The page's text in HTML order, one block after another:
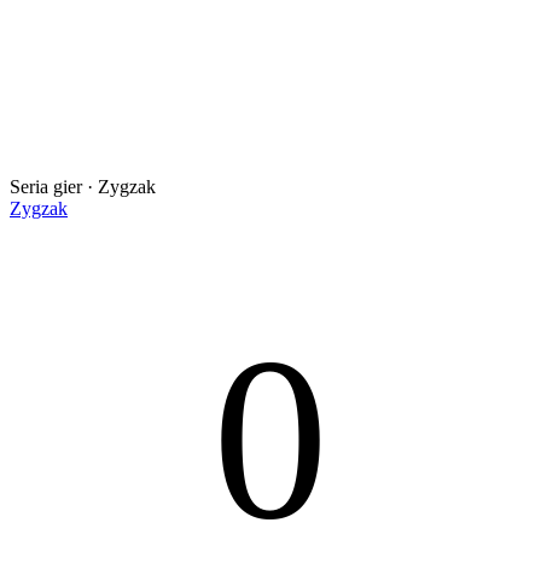
Seria gier · Zygzak
Zygzak
0